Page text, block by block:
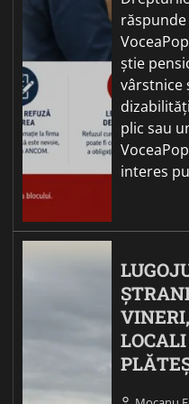
știe
vârstnice
plic sau
interes